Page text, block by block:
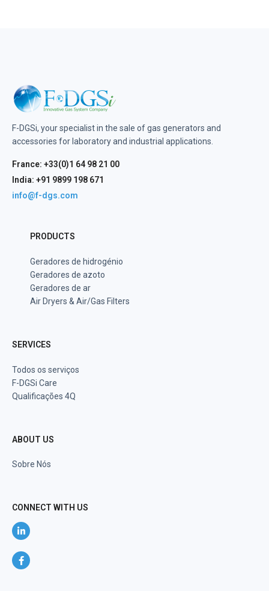
F-DGSi, your specialist in the sale of gas generators and
accessories for laboratory and industrial applications.
France: +33(0)1 64 98 21 00
India: +91 9899 198 671
info@f-dgs.com
PRODUCTS
Geradores de hidrogénio
Geradores de azoto
Geradores de ar
Air Dryers & Air/Gas Filters
SERVICES
Todos os serviços
F-DGSi Care
Qualificações 4Q
ABOUT US
Sobre Nós
CONNECT WITH US